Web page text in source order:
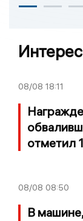
08/08 18:11
отметил
08/08 08:50
В